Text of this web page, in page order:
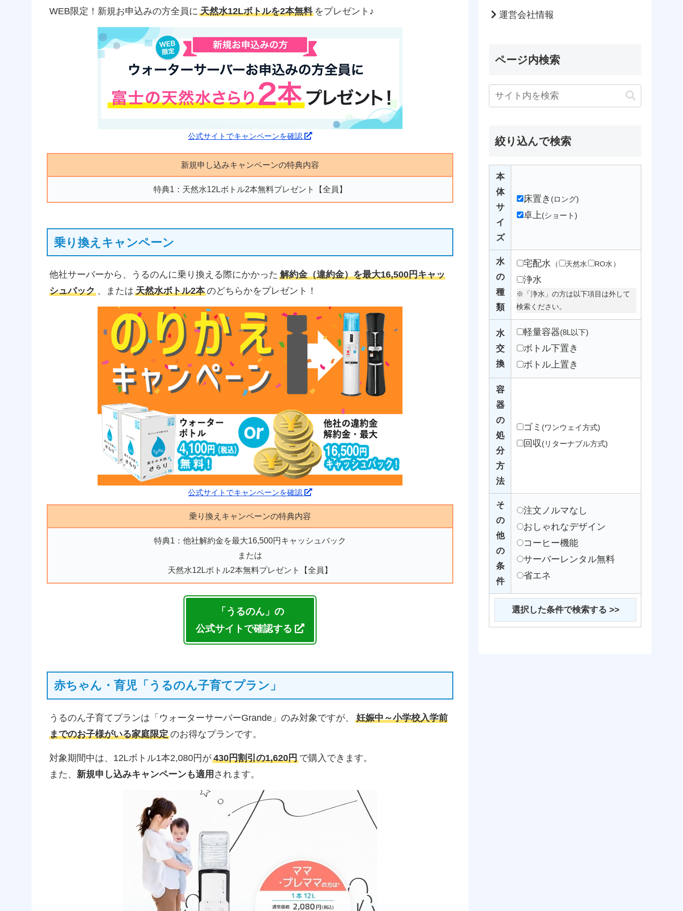
WEB限定！新規お申込みの方全員に 天然水12Lボトルを2本無料 をプレゼント♪
公式サイトでキャンペーンを確認
新規申し込みキャンペーンの特典内容
特典1：天然水12Lボトル2本無料プレゼント【全員】
乗り換えキャンペーン
他社サーバーから、うるのんに乗り換える際にかかった 解約金（違約金）を最大16,500円キャッ
シュバック 、または 天然水ボトル2本 のどちらかをプレゼント！
公式サイトでキャンペーンを確認
乗り換えキャンペーンの特典内容
特典1：他社解約金を最大16,500円キャッシュバック
または
天然水12Lボトル2本無料プレゼント【全員】
「うるのん」の
公式サイトで確認する
赤ちゃん・育児「うるのん子育てプラン」
うるのん子育てプランは「ウォーターサーバーGrande」のみ対象ですが、
妊娠中～小学校入学前
までのお子様がいる家庭限定 のお得なプランです。
対象期間中は、12Lボトル1本2,080円が 430円割引の1,620円 で購入できます。
また、 新規申し込みキャンペーンも適用 されます。
運営会社情報
ページ内検索
絞り込んで検索
本
体
サ
イ
ズ
床置き (ロング)
卓上(ショート)
水
の
種
類
宅配水 （ 天然水 RO水）
浄水
※「浄水」の方は以下項目は外して
検索ください。
水
交
換
軽量容器(8L以下)
ボトル下置き
ボトル上置き
容
器
の
処
分
方
法
ゴミ (ワンウェイ方式)
回収(リターナブル方式)
そ
の
他
の
条
件
注文ノルマなし
おしゃれなデザイン
コーヒー機能
サーバーレンタル無料
省エネ